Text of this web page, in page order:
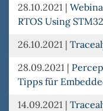
28.10.2021 |
RTOS Using
26.10.2021 |
28.09.2021 |
Tipps für
14.09.2021 |